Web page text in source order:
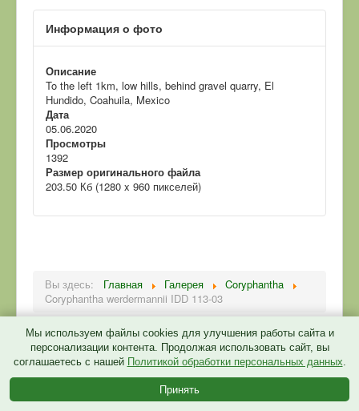
Мы используем файлы cookies для улучшения работы сайта и
персонализации контента. Продолжая использовать сайт, вы
соглашаетесь с нашей Политикой обработки персональных данных.
Принять
Информация о фото
Описание
To the left 1km, low hills, behind gravel quarry, El
Hundido, Coahuila, Mexico
Дата
05.06.2020
Просмотры
1392
Размер оригинального файла
203.50 Кб (1280 x 960 пикселей)
Вы здесь: Главная Галерея
Coryphantha
Coryphantha werdermannii IDD 113-03
Политика конфиденциальности